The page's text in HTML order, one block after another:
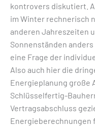
kontrovers diskutiert.
im Winter rechnerisch
anderen Jahreszeiten
Sonnenständen
eine Frage der
Also auch hier die
Energieplanung große
Schlüsselfertig-
Vertragsabschluss
Energieberechnungen